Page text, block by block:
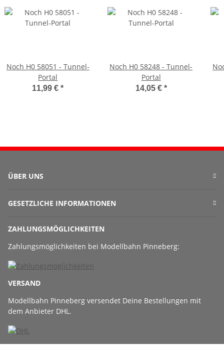
Noch H0 58051 - Tunnel-
Portal
11,99 €*
Noch H0 58248 - Tunnel-
Portal
14,05 € *
ÜBER UNS
GESETZLICHE INFORMATIONEN
ZAHLUNGSMÖGLICHKEITEN
Zahlungsmöglichkeiten bei Modellbahn Pinneberg:
VERSAND
Modellbahn Pinneberg versendet Deine Bestellungen mit
dem Anbieter DHL.